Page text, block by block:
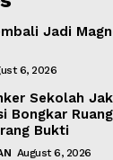
Jadi
6, 2026
Sekolah
Bongkar
Bukti
August 6, 2026